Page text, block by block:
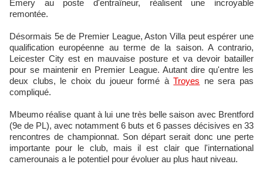
Emery au poste d'entraîneur, réalisent une incroyable
remontée.
Désormais 5e de Premier League, Aston Villa peut espérer une
qualification européenne au terme de la saison. A contrario,
Leicester City est en mauvaise posture et va devoir batailler
pour se maintenir en Premier League. Autant dire qu'entre les
deux clubs, le choix du joueur formé àTroyes ne sera pas
compliqué.
Mbeumo réalise quant à lui une très belle saison avec Brentford
(9e de PL), avec notamment 6 buts et 6 passes décisives en 33
rencontres de championnat. Son départ serait donc une perte
importante pour le club, mais il est clair que l'international
camerounais a le potentiel pour évoluer au plus haut niveau.